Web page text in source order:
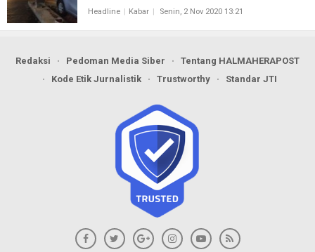
Headline Kabar Senin, 2 Nov 2020 13:21
Redaksi Pedoman Media Siber
Tentang HALMAHERAPOST
Kode Etik Jurnalistik
Trustworthy Standar JTI